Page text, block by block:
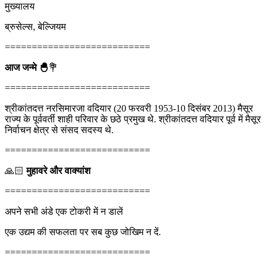
मुख्यालय
ब्रुसेल्स, बेल्जियम
===========================
आज जन्मे 🐣💐
===========================
श्रीकांतदत्त नरसिमारजा वदियार (20 फरवरी 1953-10 दिसंबर 2013) मैसूर
राज्य के पूर्ववर्ती शाही परिवार के छठे प्रमुख थे. श्रीकांतदत्त वदियार पूर्व में मैसूर
निर्वाचन क्षेत्र से संसद सदस्य थे.
===========================
🙏🏻मुहावरे और वाक्यांश
===========================
अपने सभी अंडे एक टोकरी में न डालें
एक उद्यम की सफलता पर सब कुछ जोखिम न दें.
===========================